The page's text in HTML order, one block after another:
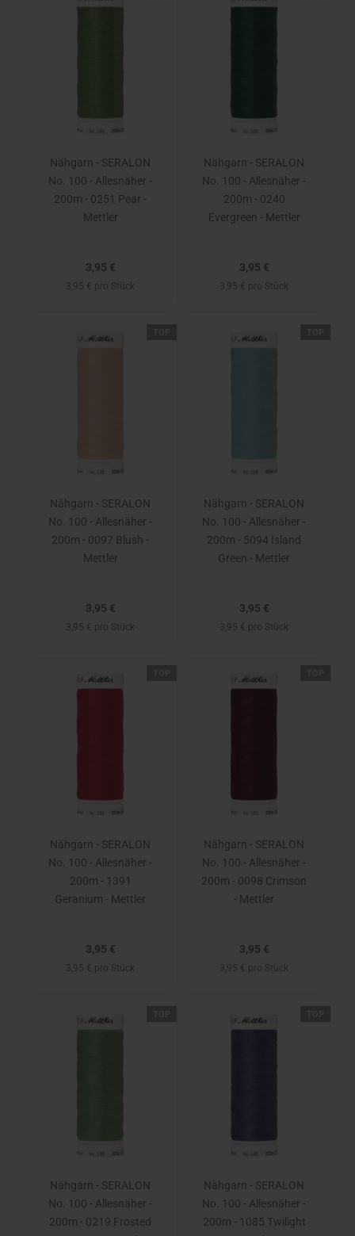
Nähgarn - SERALON
No. 100 - Allesnäher -
200m - 0251 Pear -
Mettler
3,95 €
3,95 € pro Stück
Nähgarn - SERALON
No. 100 - Allesnäher -
200m - 0240
Evergreen - Mettler
3,95 €
3,95 € pro Stück
Nähgarn - SERALON
No. 100 - Allesnäher -
200m - 0097 Blush -
Mettler
3,95 €
3,95 € pro Stück
Nähgarn - SERALON
No. 100 - Allesnäher -
200m - 5094 Island
Green - Mettler
3,95 €
3,95 € pro Stück
Nähgarn - SERALON
No. 100 - Allesnäher -
200m - 1391
Geranium - Mettler
3,95 €
3,95 € pro Stück
Nähgarn - SERALON
No. 100 - Allesnäher -
200m - 0098 Crimson
- Mettler
3,95 €
3,95 € pro Stück
Nähgarn - SERALON
No. 100 - Allesnäher -
200m - 0219 Frosted
Nähgarn - SERALON
No. 100 - Allesnäher -
200m - 1085 Twilight